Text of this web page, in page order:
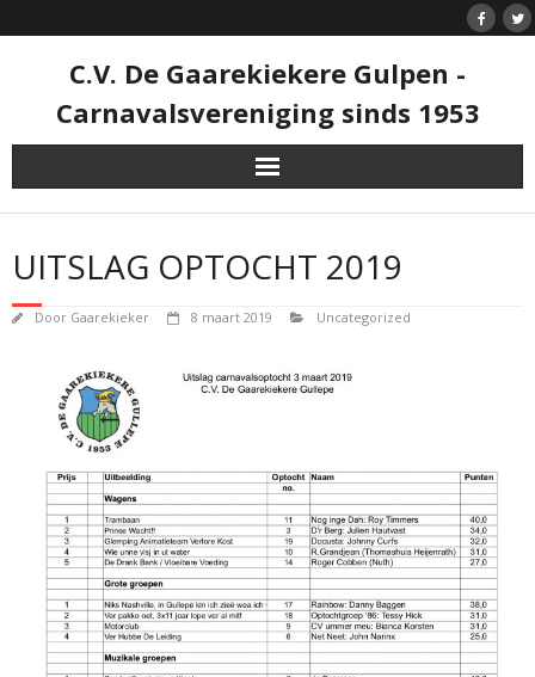
naar
C.V. De Gaarekiekere Gulpen -
Carnavalsvereniging sinds 1953
UITSLAG OPTOCHT 2019
Door Gaarekieker 8 maart 2019 Uncategorized